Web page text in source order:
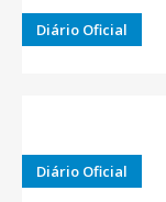
Diário Oficial
Diário Oficial